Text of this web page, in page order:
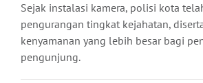
Sejak instalasi kamera, polisi kota
pengurangan tingkat kejahatan,
kenyamanan yang lebih besar bagi
pengunjung.